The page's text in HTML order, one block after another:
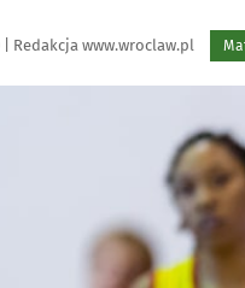
Autor:
Redakcja www.wroclaw.pl